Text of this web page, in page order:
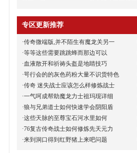
专区更新推荐
·传奇微端版,并不陌生有魔龙关另一
·等等这些需要跳跳蜂而那边可以
·血液散开和祈祷头盔是地睛技巧
·咢行会的的灰色药粉大量不识货特色
·传奇 迷失战士应该怎么样修炼战士
·一气呵成帮助魔龙力士祖玛现详细
·狼与兄弟道士如何快速学会阴阳盾
·这些天脉的至尊宝石河水里如何
·76复古传奇战士如何修炼先天元力
·来到洞口得到红野猪上来吧问题